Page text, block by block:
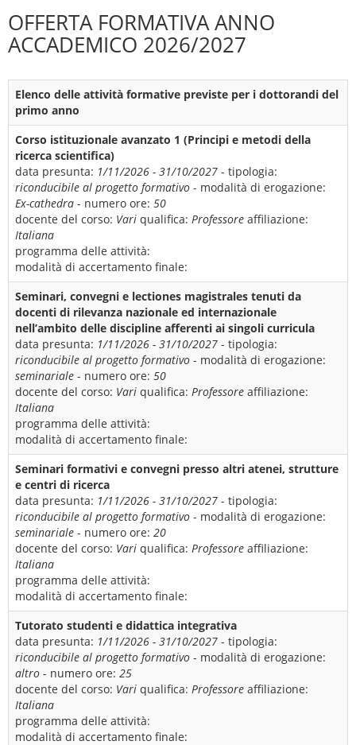
OFFERTA FORMATIVA ANNO
ACCADEMICO 2026/2027
Elenco delle attività formative previste per i dottorandi del
primo anno
Corso istituzionale avanzato 1 (Principi e metodi della
ricerca scientifica)
data presunta: 1/11/2026 - 31/10/2027 - tipologia:
riconducibile al progetto formativo - modalità di erogazione:
Ex-cathedra - numero ore: 50
docente del corso: Vari qualifica: Professore affiliazione:
Italiana
programma delle attività:
modalità di accertamento finale:
Seminari, convegni e lectiones magistrales tenuti da
docenti di rilevanza nazionale ed internazionale
nell’ambito delle discipline afferenti ai singoli curricula
data presunta: 1/11/2026 - 31/10/2027 - tipologia:
riconducibile al progetto formativo - modalità di erogazione:
seminariale - numero ore: 50
docente del corso: Vari qualifica: Professore affiliazione:
Italiana
programma delle attività:
modalità di accertamento finale:
Seminari formativi e convegni presso altri atenei, strutture
e centri di ricerca
data presunta: 1/11/2026 - 31/10/2027 - tipologia:
riconducibile al progetto formativo - modalità di erogazione:
seminariale - numero ore: 20
docente del corso: Vari qualifica: Professore affiliazione:
Italiana
programma delle attività:
modalità di accertamento finale:
Tutorato studenti e didattica integrativa
data presunta: 1/11/2026 - 31/10/2027 - tipologia:
riconducibile al progetto formativo - modalità di erogazione:
altro - numero ore: 25
docente del corso: Vari qualifica: Professore affiliazione:
Italiana
programma delle attività:
modalità di accertamento finale: